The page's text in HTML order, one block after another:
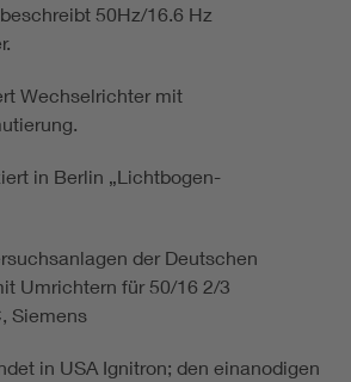
50Hz/16.6 Hz
Wechselrichter mit
in Berlin „Lichtbogen-
der Deutschen
Umrichtern für 50/16 2/3
Siemens
in USA Ignitron; den einanodigen